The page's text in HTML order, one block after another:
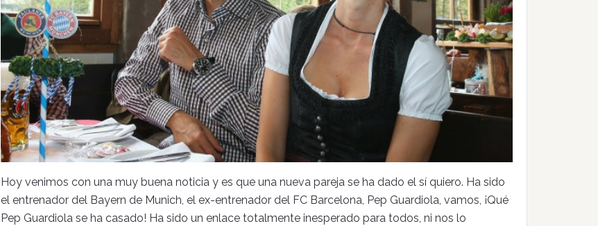
Hoy venimos con una muy buena noticia y es que una nueva pareja se ha dado el sí quiero. Ha sido
el entrenador del Bayern de Munich, el ex-entrenador del FC Barcelona, Pep Guardiola, vamos, ¡Qué
Pep Guardiola se ha casado! Ha sido un enlace totalmente inesperado para todos, ni nos lo